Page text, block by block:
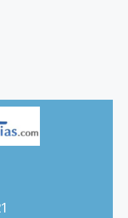
2021